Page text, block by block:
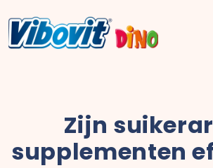
Zijn
supplementen